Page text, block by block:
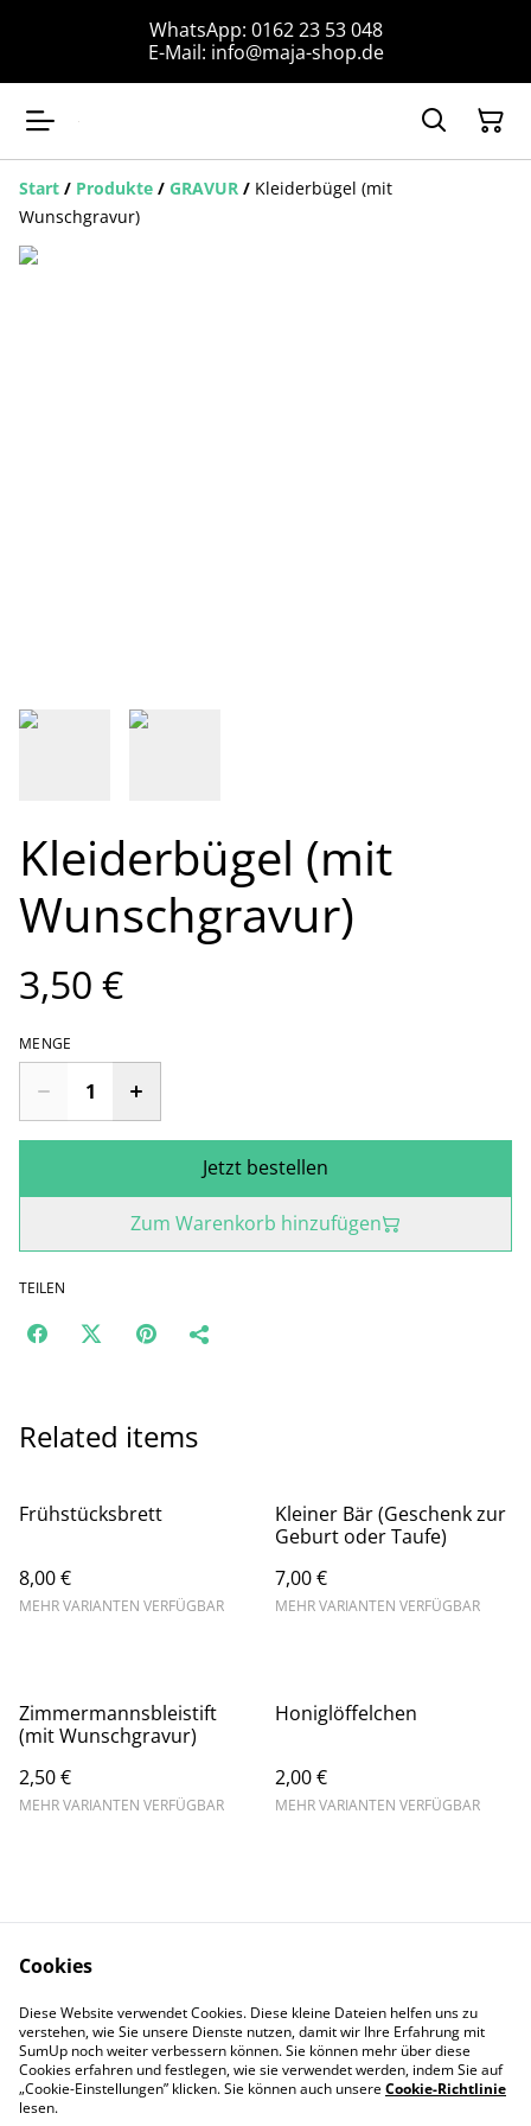
WhatsApp: 0162 23 53 048
E-Mail: info@maja-shop.de
Start / Produkte / GRAVUR / Kleiderbügel (mit
Wunschgravur)
Kleiderbügel (mit
Wunschgravur)
3,50 €
MENGE
Jetzt bestellen
Zum Warenkorb hinzufügen
TEILEN
Related items
Frühstücksbrett
8,00 €
MEHR VARIANTEN VERFÜGBAR
Kleiner Bär (Geschenk zur
Geburt oder Taufe)
7,00 €
MEHR VARIANTEN VERFÜGBAR
Zimmermannsbleistift
(mit Wunschgravur)
2,50 €
MEHR VARIANTEN VERFÜGBAR
Honiglöffelchen
2,00 €
MEHR VARIANTEN VERFÜGBAR
ungen von SumUp
Cookie-Richtlinie
IMPRESSUM
Cookies
Diese Website verwendet Cookies. Diese kleine Dateien helfen uns zu
verstehen, wie Sie unsere Dienste nutzen, damit wir Ihre Erfahrung mit
SumUp noch weiter verbessern können. Sie können mehr über diese
Cookies erfahren und festlegen, wie sie verwendet werden, indem Sie auf
„Cookie-Einstellungen” klicken. Sie können auch unsereCookie-Richtlinie
lesen.